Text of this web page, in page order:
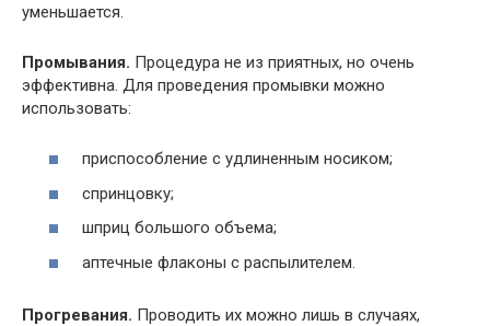
уменьшается.
Промывания. Процедура не из приятных, но очень
эффективна. Для проведения промывки можно
использовать:
приспособление с удлиненным носиком;
спринцовку;
шприц большого объема;
аптечные флаконы с распылителем.
Прогревания. Проводить их можно лишь в случаях,